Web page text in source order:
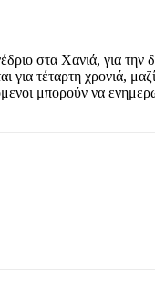
στα Χανιά, για
για τέταρτη
μπορούν να